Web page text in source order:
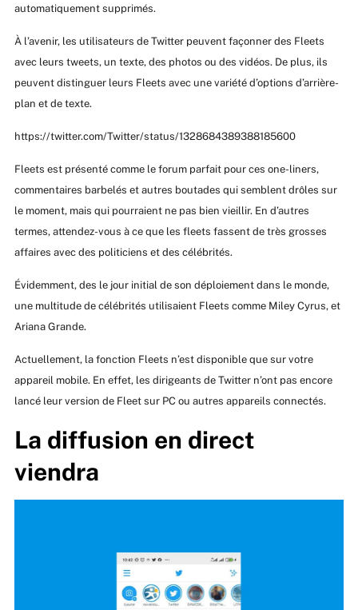
automatiquement supprimés.
À l’avenir, les utilisateurs de Twitter peuvent façonner des Fleets
avec leurs tweets, un texte, des photos ou des vidéos. De plus, ils
peuvent distinguer leurs Fleets avec une variété d’options d’arrière-
plan et de texte.
https://twitter.com/Twitter/status/1328684389388185600
Fleets est présenté comme le forum parfait pour ces one-liners,
commentaires barbelés et autres boutades qui semblent drôles sur
le moment, mais qui pourraient ne pas bien vieillir. En d’autres
termes, attendez-vous à ce que les fleets fassent de très grosses
affaires avec des politiciens et des célébrités.
Évidemment, des le jour initial de son déploiement dans le monde,
une multitude de célébrités utilisaient Fleets comme Miley Cyrus, et
Ariana Grande.
Actuellement, la fonction Fleets n’est disponible que sur votre
appareil mobile. En effet, les dirigeants de Twitter n’ont pas encore
lancé leur version de Fleet sur PC ou autres appareils connectés.
La diffusion en direct
viendra